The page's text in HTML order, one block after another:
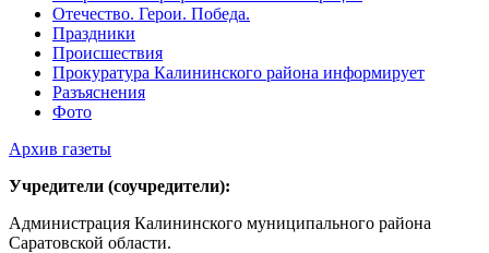
Отечество. Герои. Победа.
Праздники
Происшествия
Прокуратура Калининского района информирует
Разъяснения
Фото
Архив газеты
Учредители (соучредители):
Администрация Калининского муниципального района
Саратовской области.